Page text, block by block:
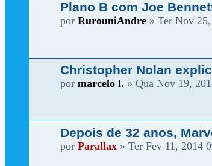
Plano B com Joe
por RurouniAndre » Ter Nov
Christopher Nolan
por marcelo l. » Qua Nov 19,
Depois de 32 anos,
por Parallax » Ter Fev 11, 2014